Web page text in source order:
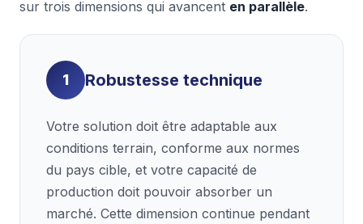
sur trois dimensions qui avancent en parallèle.
1 Robustesse technique
Votre solution doit être adaptable aux
conditions terrain, conforme aux normes
du pays cible, et votre capacité de
production doit pouvoir absorber un
marché. Cette dimension continue pendant